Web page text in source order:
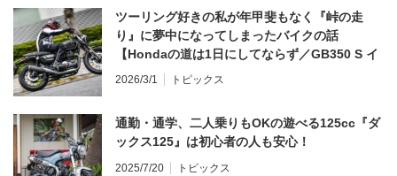
ツーリング好きの私が年甲斐もなく『峠の走
り』に夢中になってしまったバイクの話
【Hondaの道は1日にしてならず／GB350 S イ
ンプレ・レビュー 前編】
2026/3/1 トピックス
通勤・通学、二人乗りもOKの遊べる125cc『ダ
ックス125』は初心者の人も安心！
2025/7/20 トピックス